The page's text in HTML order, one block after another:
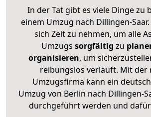
In der Tat gibt es viele Dinge zu
einem Umzug nach Dillingen-
sich Zeit zu nehmen, um alle
Umzugs sorgfältig zu
organisieren, um
reibungslos verläuft. Mit der
Umzugsfirma kann ein
Umzug von Berlin nach Dillingen-
durchgeführt werden und